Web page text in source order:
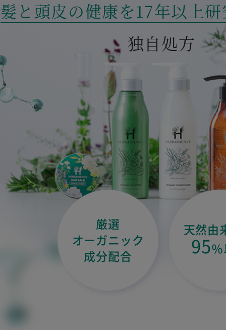
髪と頭皮の健康を17年以上
独自処方
厳選
オーガニック
成分配合
天然由
95